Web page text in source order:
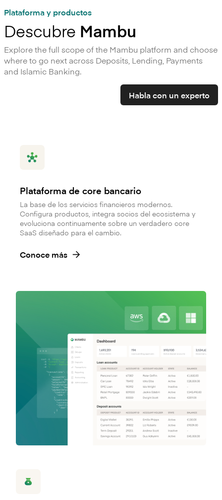
Plataforma y productos
Descubre Mambu
Explore the full scope of the Mambu platform and choose
where to go next across Deposits, Lending, Payments
and Islamic Banking.
Habla con un experto
Plataforma de core bancario
La base de los servicios financieros modernos.
Configura productos, integra socios del ecosistema y
evoluciona continuamente sobre un verdadero core
SaaS diseñado para el cambio.
Conoce más